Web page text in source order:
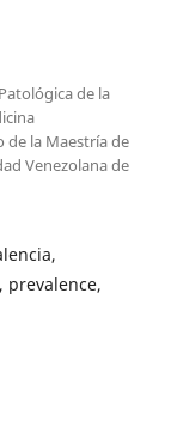
de la
de la Maestría de
Venezolana de
prevalence,